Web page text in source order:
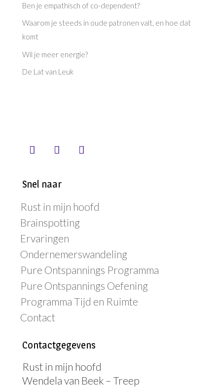
Ben je empathisch of co-dependent?
Waarom je steeds in oude patronen valt, en hoe dat
komt
Wil je meer energie?
De Lat van Leuk
Snel naar
Rust in mijn hoofd
Brainspotting
Ervaringen
Ondernemerswandeling
Pure Ontspannings Programma
Pure Ontspannings Oefening
Programma Tijd en Ruimte
Contact
Contactgegevens
Rust in mijn hoofd
Wendela van Beek – Treep